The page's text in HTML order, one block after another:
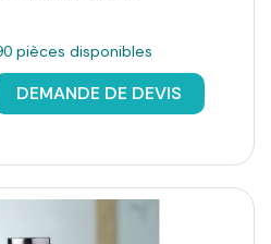
pièces disponibles
DEMANDE DE DEVIS